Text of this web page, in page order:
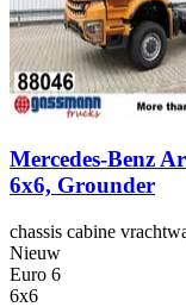
Mercedes-Benz
6x6, Grounder
chassis cabine
Nieuw
Euro 6
6x6